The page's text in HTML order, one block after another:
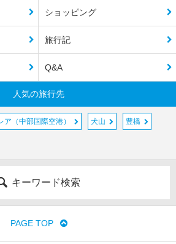
ショッピング
旅行記
Q&A
人気の旅行先
ア（中部国際空港） 犬山 豊橋
キーワード検索
PAGE TOP